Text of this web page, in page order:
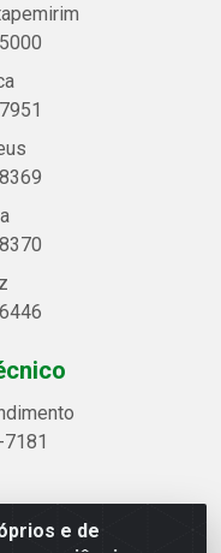
e de
Alegre, 2521 -